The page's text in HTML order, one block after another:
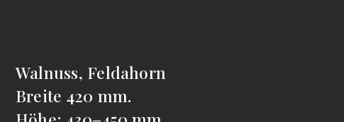
Walnuss, Feldahorn
Breite 420 mm.